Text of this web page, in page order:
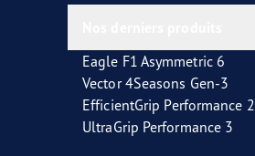
Eagle F1 Asymmetric 6
Vector 4Seasons Gen-3
EfficientGrip Performance 2
UltraGrip Performance 3